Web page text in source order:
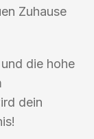
Zuhause
die hohe
dein